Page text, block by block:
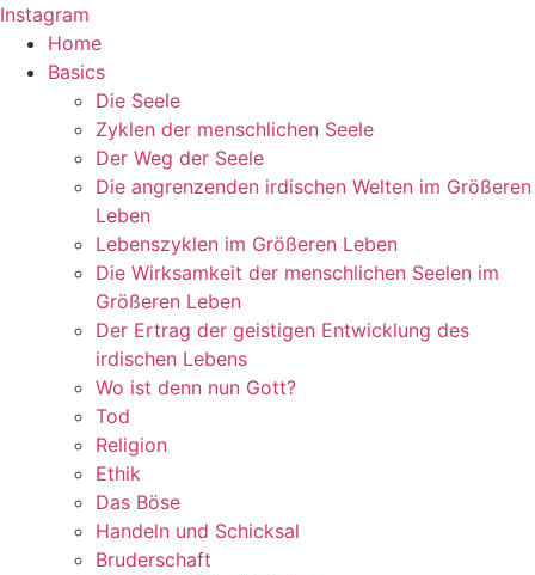
Instagram
Home
Basics
Die Seele
Zyklen der menschlichen Seele
Der Weg der Seele
Die angrenzenden irdischen Welten im Größeren
Leben
Lebenszyklen im Größeren Leben
Die Wirksamkeit der menschlichen Seelen im
Größeren Leben
Der Ertrag der geistigen Entwicklung des
irdischen Lebens
Wo ist denn nun Gott?
Tod
Religion
Ethik
Das Böse
Handeln und Schicksal
Bruderschaft